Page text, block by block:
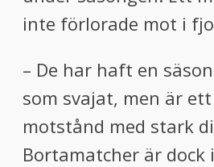
inte förlorade mot i
– De har haft en
som svajat, men är
motstånd med stark
Bortamatcher är dock